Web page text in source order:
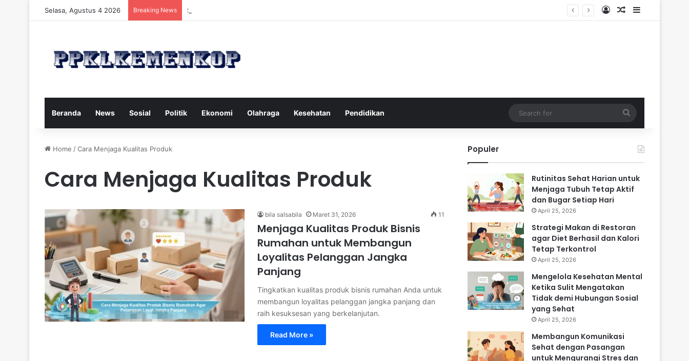
Selasa, Agustus 4 2026 Breaking News Strategi Makan di Restoran agar Diet Berhasil dan Kalori Tetap Terkontrol Log InRandom Article
Sidebar
Beranda News Sosial Politik Ekonomi Olahraga Kesehatan Pendidikan
for
Home /Cara Menjaga Kualitas Produk
Cara Menjaga Kualitas Produk
bila salsabila Maret 31, 2026 11
Menjaga Kualitas Produk Bisnis
Rumahan untuk Membangun
Loyalitas Pelanggan Jangka
Panjang
Tingkatkan kualitas produk bisnis rumahan Anda untuk
membangun loyalitas pelanggan jangka panjang dan
raih kesuksesan yang berkelanjutan.
Read More »
Populer
Rutinitas Sehat Harian untuk
Menjaga Tubuh Tetap Aktif
dan Bugar Setiap Hari
April 25, 2026
Strategi Makan di Restoran
agar Diet Berhasil dan Kalori
Tetap Terkontrol
April 25, 2026
Mengelola Kesehatan Mental
Ketika Sulit Mengatakan
Tidak demi Hubungan Sosial
yang Sehat
April 25, 2026
Membangun Komunikasi
Sehat dengan Pasangan
untuk Mengurangi Stres dan